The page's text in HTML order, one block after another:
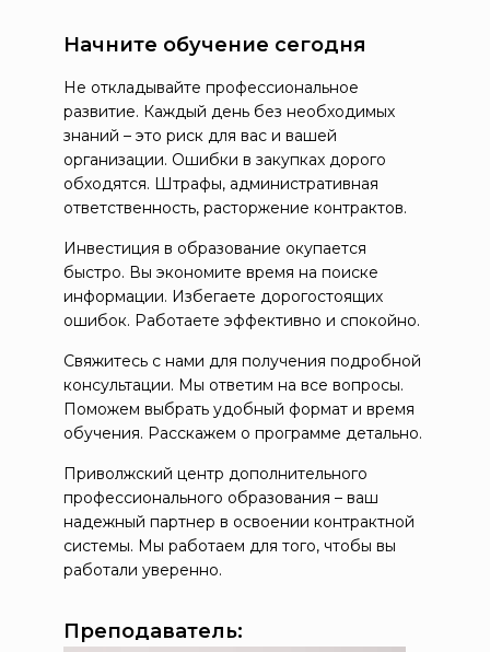
Начните обучение сегодня
Не откладывайте профессиональное
развитие. Каждый день без необходимых
знаний – это риск для вас и вашей
организации. Ошибки в закупках дорого
обходятся. Штрафы, административная
ответственность, расторжение контрактов.
Инвестиция в образование окупается
быстро. Вы экономите время на поиске
информации. Избегаете дорогостоящих
ошибок. Работаете эффективно и спокойно.
Свяжитесь с нами для получения подробной
консультации. Мы ответим на все вопросы.
Поможем выбрать удобный формат и время
обучения. Расскажем о программе детально.
Приволжский центр дополнительного
профессионального образования – ваш
надежный партнер в освоении контрактной
системы. Мы работаем для того, чтобы вы
работали уверенно.
Преподаватель: